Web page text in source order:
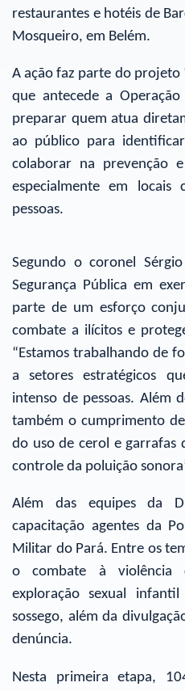
restaurantes e hotéis de
Mosqueiro, em Belém.
A ação faz parte do projeto
que antecede a
preparar quem atua
ao público para
colaborar na prevenção
especialmente em
pessoas.
Segundo o coronel
Segurança Pública em
parte de um esforço
combate a ilícitos e
“Estamos trabalhando de
a setores estratégicos
intenso de pessoas. Além
também o cumprimento
do uso de cerol e garrafas
controle da poluição
Além das equipes da
capacitação agentes da
Militar do Pará. Entre os
o combate à violência
exploração sexual
sossego, além da
denúncia.
Nesta primeira etapa,